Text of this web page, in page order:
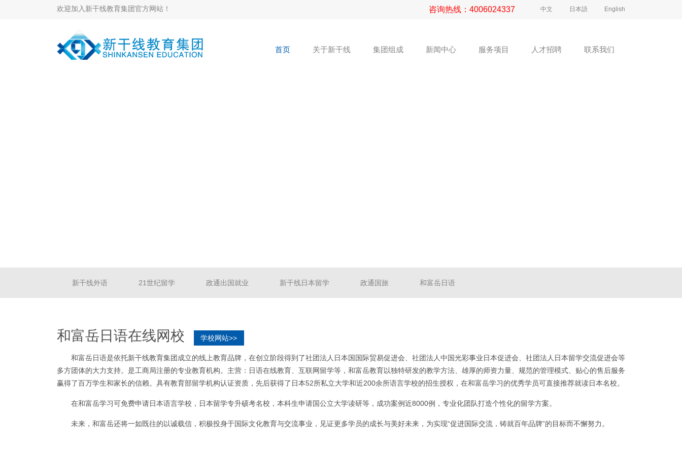
中文 日本語 English
咨询热线： 4006024337
欢迎加入新干线教育集团官方网站！
首页 关于新干线 集团组成 新闻中心 服务项目 人才招聘 联系我们
新干线外语 21世纪留学 政通出国就业 新干线日本留学 政通国旅 和富岳日语
和富岳日语在线网校 学校网站>>
和富岳日语是依托新干线教育集团成立的线上教育品牌，在创立阶段得到了社团法人日本国国际贸易促进会、社团法人中国光彩事业日本促进会、社团法人日本留学交流促进会等
多方团体的大力支持。是工商局注册的专业教育机构。主营：日语在线教育、互联网留学等，和富岳教育以独特研发的教学方法、雄厚的师资力量、规范的管理模式、贴心的售后服务
赢得了百万学生和家长的信赖。具有教育部留学机构认证资质，先后获得了日本52所私立大学和近200余所语言学校的招生授权，在和富岳学习的优秀学员可直接推荐就读日本名校。
在和富岳学习可免费申请日本语言学校，日本留学专升硕考名校，本科生申请国公立大学读研等，成功案例近8000例，专业化团队打造个性化的留学方案。
未来，和富岳还将一如既往的以诚载信，积极投身于国际文化教育与交流事业，见证更多学员的成长与美好未来，为实现“促进国际交流，铸就百年品牌”的目标而不懈努力。